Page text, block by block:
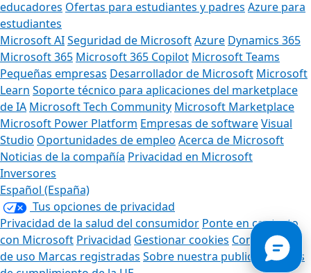
educadores Ofertas para estudiantes y padres Azure para
estudiantes
Microsoft AISeguridad de MicrosoftAzure Dynamics 365
Microsoft 365 Microsoft 365 Copilot Microsoft Teams
Pequeñas empresas Desarrollador de Microsoft Microsoft
Learn Soporte técnico para aplicaciones del marketplace
de IA Microsoft Tech Community Microsoft Marketplace
Microsoft Power Platform Empresas de softwareVisual
Studio Oportunidades de empleo Acerca de Microsoft
Noticias de la compañía Privacidad en Microsoft
Inversores
Español (España)
Tus opciones de privacidad
Privacidad de la salud del consumidor Ponte en contacto
con Microsoft Privacidad Gestionar cookies Condiciones
de uso Marcas registradas Sobre nuestra publicidadDocs